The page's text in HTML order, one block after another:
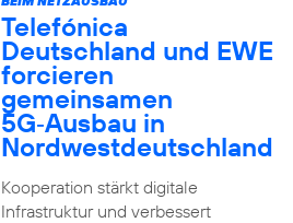
Telefónica
Deutschland und EWE
forcieren
gemeinsamen
5G‑Ausbau in
Nordwestdeutschland
Kooperation stärkt digitale
Infrastruktur und verbessert